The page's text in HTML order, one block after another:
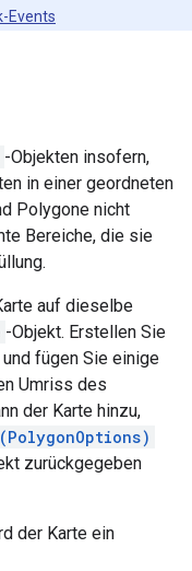
Events
-Objekten insofern,
in einer geordneten
Polygone nicht
Bereiche, die sie
auf dieselbe
-Objekt. Erstellen Sie
fügen Sie einige
Umriss des
der Karte hinzu,
zurückgegeben
der Karte ein